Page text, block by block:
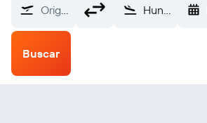
Origen Huntington Tri State (HTS)
Buscar